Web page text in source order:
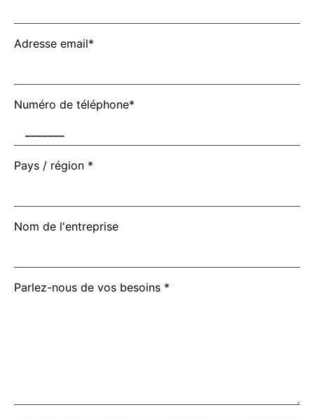
Adresse email*
Numéro de téléphone*
Pays / région *
Nom de l'entreprise
Parlez-nous de vos besoins *